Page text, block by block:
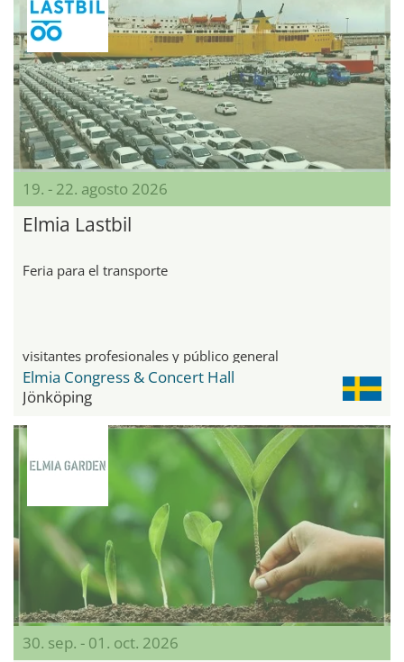
19. - 22. agosto 2026
Elmia Lastbil
Feria para el transporte
visitantes profesionales y público general
Elmia Congress & Concert Hall
Jönköping
30. sep. - 01. oct. 2026